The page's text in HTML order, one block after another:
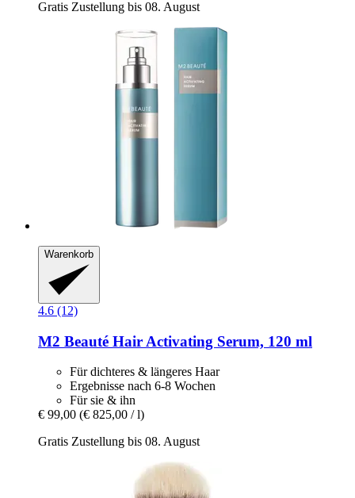
Gratis Zustellung bis 08. August
Warenkorb
4.6 (12)
M2 Beauté Hair Activating Serum, 120 ml
Für dichteres & längeres Haar
Ergebnisse nach 6-8 Wochen
Für sie & ihn
€ 99,00 (€ 825,00 / l)
Gratis Zustellung bis 08. August